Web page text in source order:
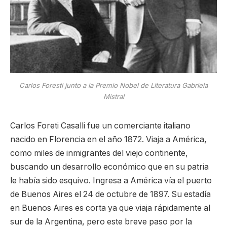
Carlos Foresti junto a la Premio Nobel de Literatura Gabriela
Mistral
Carlos Foreti Casalli fue un comerciante italiano
nacido en Florencia en el año 1872. Viaja a América,
como miles de inmigrantes del viejo continente,
buscando un desarrollo económico que en su patria
le había sido esquivo. Ingresa a América vía el puerto
de Buenos Aires el 24 de octubre de 1897. Su estadía
en Buenos Aires es corta ya que viaja rápidamente al
sur de la Argentina, pero este breve paso por la